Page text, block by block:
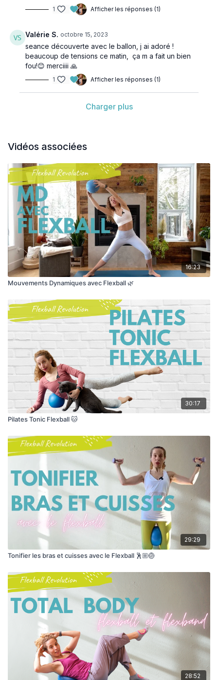
1 Afficher les réponses (1)
Valérie S. octobre 15, 2023
seance découverte avec le ballon, j ai adoré !
beaucoup de tensions ce matin, ça m a fait un bien
fou!😊 merciiii 🙏
1 Afficher les réponses (1)
Charger plus
Vidéos associées
16:23
Mouvements Dynamiques avec Flexball 🌿
30:17
Pilates Tonic Flexball 🐱
29:29
Tonifier les bras et cuisses avec le Flexball 🕺🏼🏐
28:52